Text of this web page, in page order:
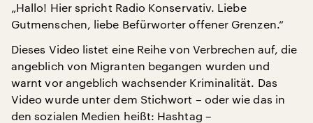
„Hallo! Hier spricht Radio Konservativ. Liebe
Gutmenschen, liebe Befürworter offener Grenzen.“
Dieses Video listet eine Reihe von Verbrechen auf, die
angeblich von Migranten begangen wurden und
warnt vor angeblich wachsender Kriminalität. Das
Video wurde unter dem Stichwort – oder wie das in
den sozialen Medien heißt: Hashtag –